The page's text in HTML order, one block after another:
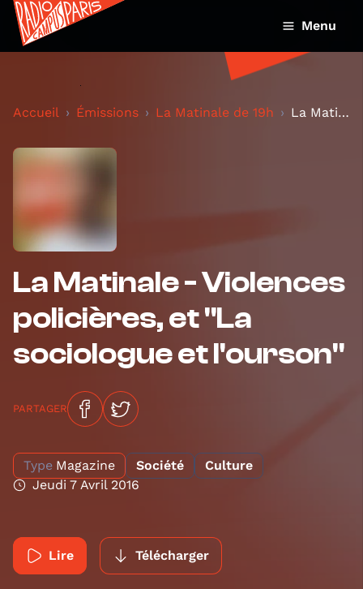
Menu
Accueil Émissions La Matinale de 19h La Matinale - Violences policières, et "La sociolo...
La Matinale - Violences
policières, et "La
sociologue et l'ourson"
PARTAGER
Type Magazine Société
Culture
Jeudi 7 Avril 2016
Lire Télécharger